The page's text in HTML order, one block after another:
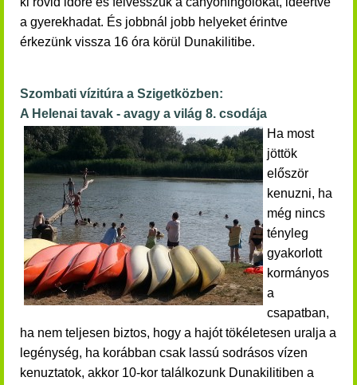
a gyerekhadat. És jobbnál jobb helyeket érintve
érkezünk vissza 16 óra körül
Dunakilitibe.
Szombati vízitúra a Szigetközben:
A Helenai tavak - avagy a világ 8. csodája
Ha most
jöttök
először
kenuzni, ha
még nincs
tényleg
gyakorlott
kormányos
a
csapatban,
ha nem teljesen biztos, hogy a hajót tökéletesen uralja a
legénység, ha korábban csak lassú sodrásos vízen
kenuztatok, akkor 10-kor találkozunk Dunakilitiben a